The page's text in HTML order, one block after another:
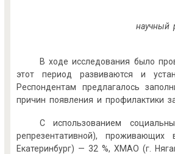
научный
В ходе исследования было
этот период развиваются и
Респондентам предлагалось
причин появления и профилактики
С использованием
репрезентативной),
Екатеринбург) — 32 %, ХМАО (г.